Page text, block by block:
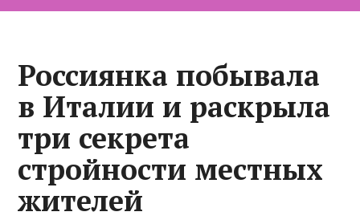
Россиянка побывала
в Италии и раскрыла
три секрета
стройности местных
жителей